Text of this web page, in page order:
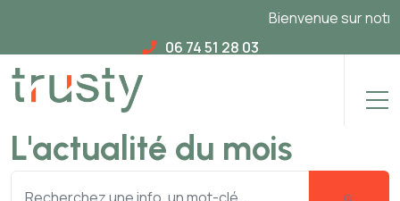
Bienvenue sur notre
06 74 51 28 03
L'actualité du mois